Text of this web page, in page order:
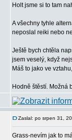
Holt jsme si to tam
A všechny tyhle
neposlal reiki nebo
Ještě bych chtěla
jsem veselý, když
Máš to jako ve
Hodně štěstí. Možná
Zaslal: po srpen 31,
Grass-nevím jak to